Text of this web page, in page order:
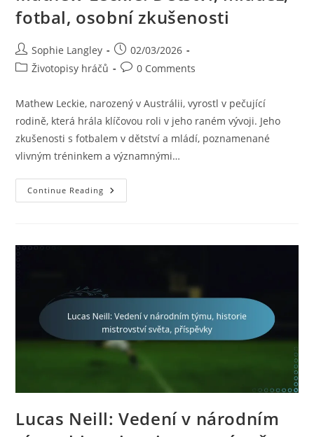
fotbal, osobní zkušenosti
Post
author:
Sophie Langley
Post
published:
02/03/2026
PostŽivotopisy hráčů
Post0 Comments
Mathew Leckie, narozený v Austrálii, vyrostl v pečující
rodině, která hrála klíčovou roli v jeho raném vývoji. Jeho
zkušenosti s fotbalem v dětství a mládí, poznamenané
vlivným tréninkem a významnými…
Continue Reading Mathew
Leckie:
Zkušenosti
Lucas Neill: Vedení v národním